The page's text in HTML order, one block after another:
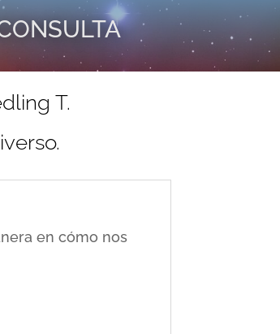
T.
en cómo nos